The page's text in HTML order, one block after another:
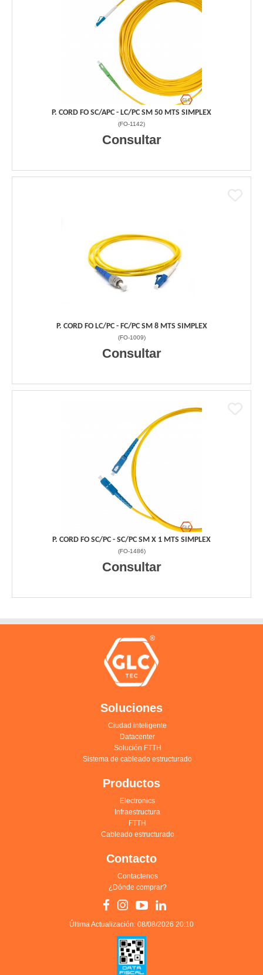
P. CORD FO SC/APC - LC/PC SM 50 MTS SIMPLEX
(FO-1142)
Consultar
P. CORD FO LC/PC - FC/PC SM 8 MTS SIMPLEX
(FO-1009)
Consultar
P. CORD FO SC/PC - SC/PC SM X 1 MTS SIMPLEX
(FO-1486)
Consultar
Soluciones
Ciudad inteligente
Datacenter
Solución FTTH
Sistema de cableado estructurado
Productos
Electronics
Infraestructura
FTTH
Cableado estructurado
Contacto
Contactenos
¿Dónde comprar?
Última Actualización: 08/08/2026 20:10